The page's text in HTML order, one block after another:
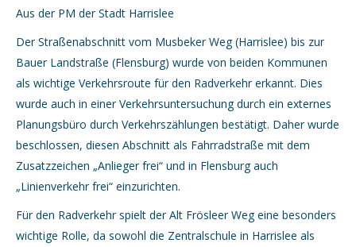
Aus der PM der Stadt Harrislee
Der Straßenabschnitt vom Musbeker Weg (Harrislee) bis zur
Bauer Landstraße (Flensburg) wurde von beiden Kommunen
als wichtige Verkehrsroute für den Radverkehr erkannt. Dies
wurde auch in einer Verkehrsuntersuchung durch ein externes
Planungsbüro durch Verkehrszählungen bestätigt. Daher wurde
beschlossen, diesen Abschnitt als Fahrradstraße mit dem
Zusatzzeichen „Anlieger frei“ und in Flensburg auch
„Linienverkehr frei“ einzurichten.
Für den Radverkehr spielt der Alt Frösleer Weg eine besonders
wichtige Rolle, da sowohl die Zentralschule in Harrislee als